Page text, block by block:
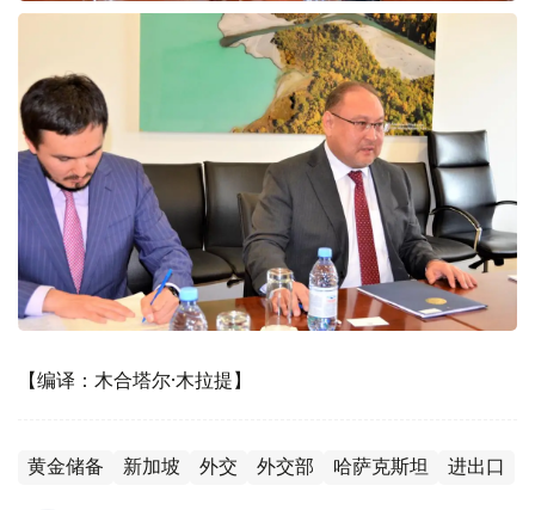
【编译：木合塔尔·木拉提】
黄金储备 新加坡 外交 外交部 哈萨克斯坦 进出口